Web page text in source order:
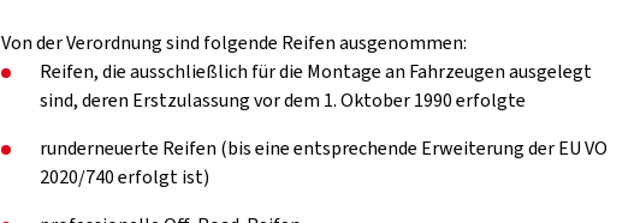
Von der Verordnung sind folgende Reifen ausgenommen:
Reifen, die ausschließlich für die Montage an Fahrzeugen ausgelegt
sind, deren Erstzulassung vor dem 1. Oktober 1990 erfolgte
runderneuerte Reifen (bis eine entsprechende Erweiterung der EU VO
2020/740 erfolgt ist)